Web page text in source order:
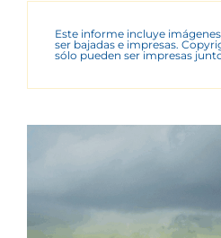
Este informe incluye
ser bajadas e impresas.
sólo pueden ser impresas